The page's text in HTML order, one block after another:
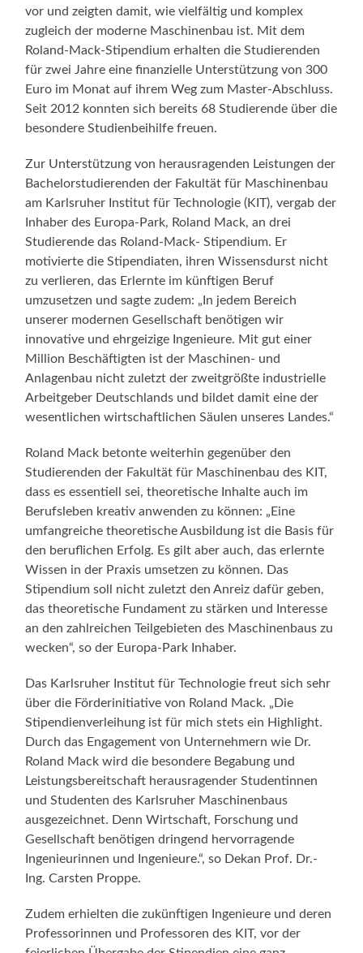
vor und zeigten damit, wie vielfältig und komplex
zugleich der moderne Maschinenbau ist. Mit dem
Roland-Mack-Stipendium erhalten die Studierenden
für zwei Jahre eine finanzielle Unterstützung von 300
Euro im Monat auf ihrem Weg zum Master-Abschluss.
Seit 2012 konnten sich bereits 68 Studierende über die
besondere Studienbeihilfe freuen.
Zur Unterstützung von herausragenden Leistungen der
Bachelorstudierenden der Fakultät für Maschinenbau
am Karlsruher Institut für Technologie (KIT), vergab der
Inhaber des Europa-Park, Roland Mack, an drei
Studierende das Roland-Mack- Stipendium. Er
motivierte die Stipendiaten, ihren Wissensdurst nicht
zu verlieren, das Erlernte im künftigen Beruf
umzusetzen und sagte zudem: „In jedem Bereich
unserer modernen Gesellschaft benötigen wir
innovative und ehrgeizige Ingenieure. Mit gut einer
Million Beschäftigten ist der Maschinen- und
Anlagenbau nicht zuletzt der zweitgrößte industrielle
Arbeitgeber Deutschlands und bildet damit eine der
wesentlichen wirtschaftlichen Säulen unseres Landes.“
Roland Mack betonte weiterhin gegenüber den
Studierenden der Fakultät für Maschinenbau des KIT,
dass es essentiell sei, theoretische Inhalte auch im
Berufsleben kreativ anwenden zu können: „Eine
umfangreiche theoretische Ausbildung ist die Basis für
den beruflichen Erfolg. Es gilt aber auch, das erlernte
Wissen in der Praxis umsetzen zu können. Das
Stipendium soll nicht zuletzt den Anreiz dafür geben,
das theoretische Fundament zu stärken und Interesse
an den zahlreichen Teilgebieten des Maschinenbaus zu
wecken“, so der Europa-Park Inhaber.
Das Karlsruher Institut für Technologie freut sich sehr
über die Förderinitiative von Roland Mack. „Die
Stipendienverleihung ist für mich stets ein Highlight.
Durch das Engagement von Unternehmern wie Dr.
Roland Mack wird die besondere Begabung und
Leistungsbereitschaft herausragender Studentinnen
und Studenten des Karlsruher Maschinenbaus
ausgezeichnet. Denn Wirtschaft, Forschung und
Gesellschaft benötigen dringend hervorragende
Ingenieurinnen und Ingenieure.“, so Dekan Prof. Dr.-
Ing. Carsten Proppe.
Zudem erhielten die zukünftigen Ingenieure und deren
Professorinnen und Professoren des KIT, vor der